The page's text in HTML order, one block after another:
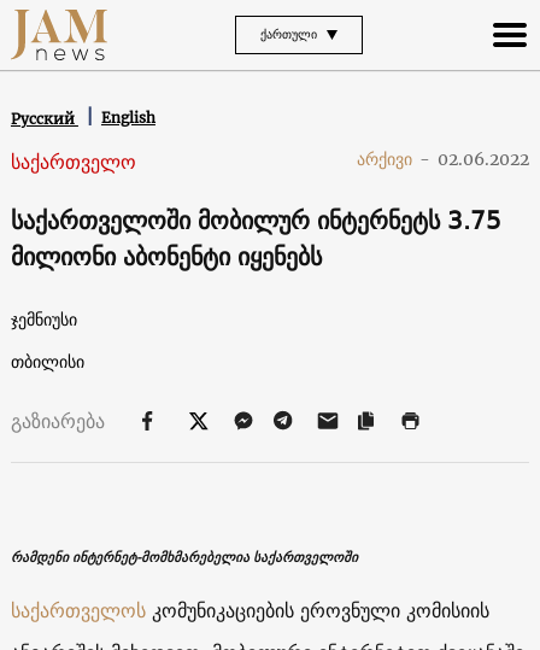
ᲥᲐᲠᲗᲣᲚᲘ
Русский English
საქართველო არქივი - 02.06.2022
საქართველოში მობილურ ინტერნეტს 3.75
მილიონი აბონენტი იყენებს
ჯემნიუსი
თბილისი
გაზიარება
რამდენი ინტერნეტ-მომხმარებელია საქართველოში
საქართველოსკომუნიკაციების ეროვნული კომისიის